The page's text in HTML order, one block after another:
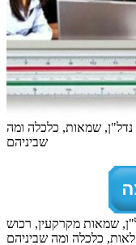
נדל"ן, שמאות, כלכלה ומה
שביניהם
שמאות מקרקעין, רכוש
כלכלה ומה שביניהם